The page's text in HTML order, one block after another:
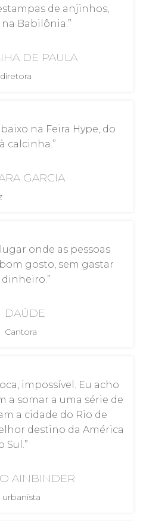
de anjinhos,
Babilônia.”
DE PAULA
na Feira Hype, do
calcinha.”
GARCIA
onde as pessoas
gosto, sem gastar
DAÚDE
Cantora
impossível. Eu acho
a somar a uma série de
a cidade do Rio de
destino da América
Sul.”
AINBINDER